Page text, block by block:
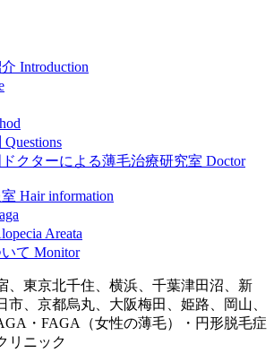
Introduction
Questions
クターによる薄毛治療研究室 Doctor
Hair information
Areata
て Monitor
、東京北千住、横浜、千葉津田沼、新
市、京都烏丸、大阪梅田、姫路、岡山、
・FAGA（女性の薄毛）・円形脱毛症
リニック